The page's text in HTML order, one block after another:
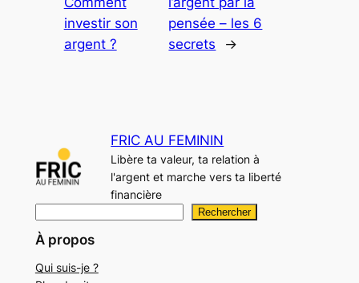
investir son
argent ?
pensée – les 6
secrets
→
FRIC AU FEMININ
Libère ta valeur, ta relation à
l'argent et marche vers ta liberté
financière
e
h
Rechercher
À propos
Qui suis-je ?